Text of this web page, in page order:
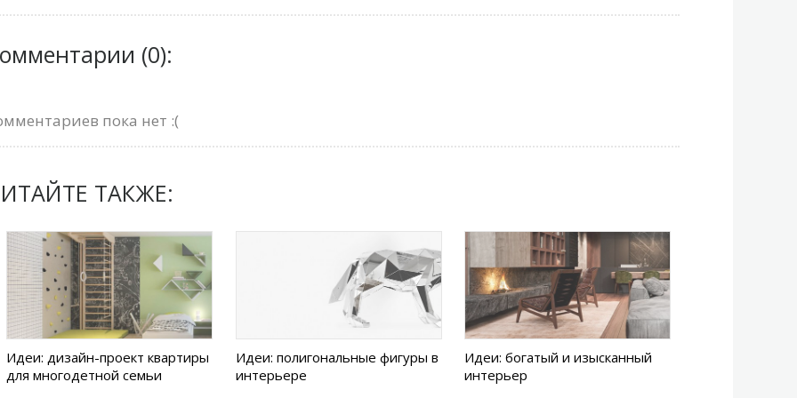
(0):
пока нет :(
ТАКЖЕ:
Идеи: дизайн-проект квартиры
для многодетной семьи
Идеи: полигональные фигуры в
интерьере
Идеи: богатый и изысканный
интерьер